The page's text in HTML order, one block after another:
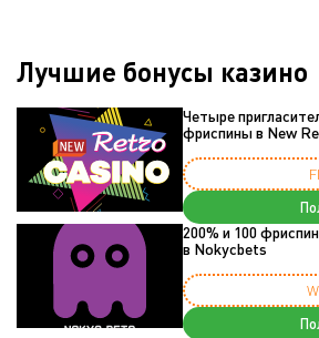
Лучшие бонусы казино
Четыре
фриспины в New
200% и 100
в Nokycbets